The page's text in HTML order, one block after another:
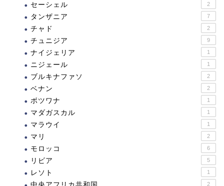
セーシェル 2
タンザニア 7
チャド 2
チュニジア 9
ナイジェリア 1
ニジェール 1
ブルキナファソ 2
ベナン 2
ボツワナ 1
マダガスカル 1
マラウイ 1
マリ 2
モロッコ 6
リビア 5
レソト 1
2